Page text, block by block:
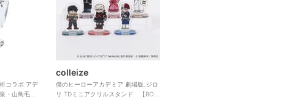
コラボ アデ
・山鳥毛・
colleize
僕のヒーローアカデミア 劇場版_ジロ
リ TDミニアクリルスタンド 【BOX